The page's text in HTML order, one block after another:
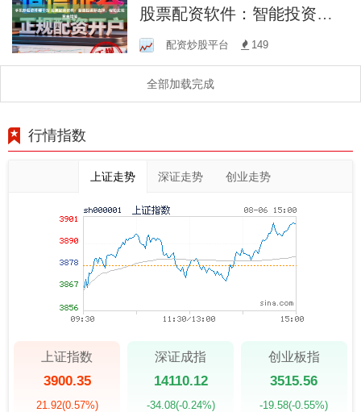
股票配资软件：智能投资新
选择，轻松实现资金增值
配资炒股平台 149
全部加载完成
行情指数
上证走势 深证走势 创业走势
上证指数
3900.35
21.92(0.57%)
深证成指
14110.12
-34.08(-0.24%)
创业板指
3515.56
-19.58(-0.55%)